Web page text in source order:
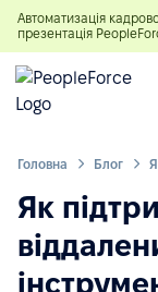
Автоматизація
презентація
Головна Блог
Як